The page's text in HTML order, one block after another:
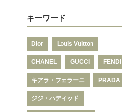
キーワード
Dior Louis Vuitton
CHANEL GUCCI FENDI
キアラ・フェラーニ PRADA
ジジ・ハディッド